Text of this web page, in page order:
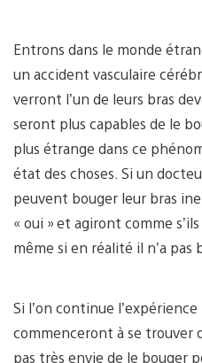
Entrons dans le monde
un accident vasculaire
verront l’un de leurs bras
seront plus capables de le
plus étrange dans ce
état des choses. Si un
peuvent bouger leur bras
« oui » et agiront comme
même si en réalité il n’a pas
Si l’on continue
commenceront à se trouver
pas très envie de le bouger